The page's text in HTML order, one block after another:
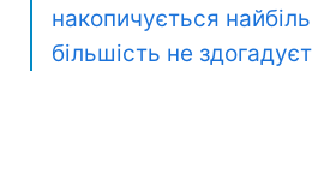
накопичується
більшість не